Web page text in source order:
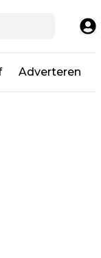
Adverteren